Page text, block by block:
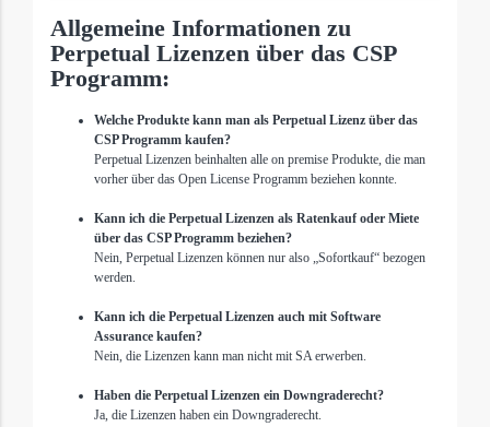
Allgemeine Informationen zu
Perpetual Lizenzen über das CSP
Programm:
Welche Produkte kann man als Perpetual Lizenz über das
CSP Programm kaufen?
Perpetual Lizenzen beinhalten alle on premise Produkte, die man
vorher über das Open License Programm beziehen konnte.
Kann ich die Perpetual Lizenzen als Ratenkauf oder Miete
über das CSP Programm beziehen?
Nein, Perpetual Lizenzen können nur also „Sofortkauf“ bezogen
werden.
Kann ich die Perpetual Lizenzen auch mit Software
Assurance kaufen?
Nein, die Lizenzen kann man nicht mit SA erwerben.
Haben die Perpetual Lizenzen ein Downgraderecht?
Ja, die Lizenzen haben ein Downgraderecht.